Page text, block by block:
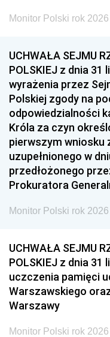
Monitor Polski rok 2026
UCHWAŁA SEJMU
POLSKIEJ z dnia 31
wyrażenia przez
Polskiej zgody na
odpowiedzialności
Króla za czyn
pierwszym wniosku
uzupełnionego w
przedłożonego
Prokuratora
Monitor Polski rok
UCHWAŁA SEJMU
POLSKIEJ z dnia 31
uczczenia pamięci
Warszawskiego
Warszawy
Monitor Polski rok